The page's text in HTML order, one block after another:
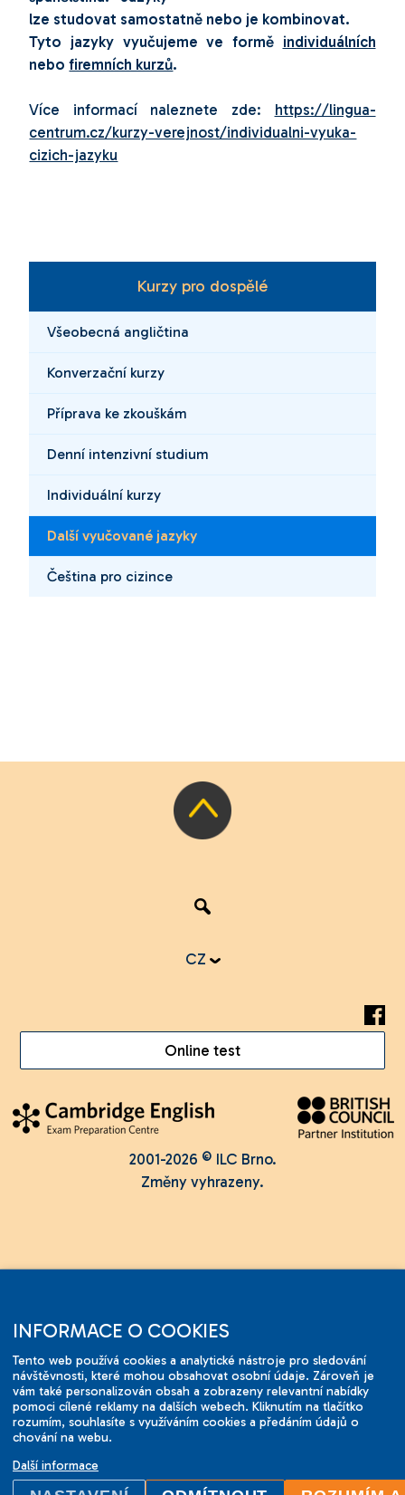
lze studovat samostatně nebo je kombinovat.
Tyto jazyky vyučujeme ve formě individuálních
nebofiremních kurzů.
Více informací naleznete zde: https://lingua-
centrum.cz/kurzy-verejnost/individualni-vyuka-
cizich-jazyku
Kurzy pro dospělé
Všeobecná angličtina
Konverzační kurzy
Příprava ke zkouškám
Denní intenzivní studium
Individuální kurzy
Další vyučované jazyky
Čeština pro cizince
CZ
Online test
2001-2026 © ILC Brno.
Změny vyhrazeny.
INFORMACE O COOKIES
Tento web používá cookies a analytické nástroje pro sledování
návštěvnosti, které mohou obsahovat osobní údaje. Zároveň je
vám také personalizován obsah a zobrazeny relevantní nabídky
pomoci cílené reklamy na dalších webech. Kliknutím na tlačítko
rozumím, souhlasíte s využíváním cookies a předáním údajů o
chování na webu.
Další informace